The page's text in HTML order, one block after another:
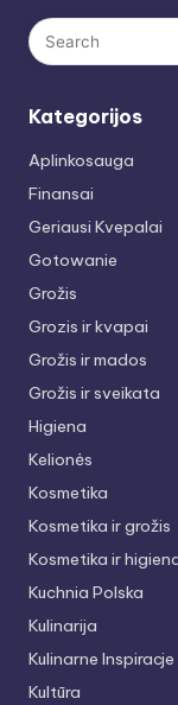
Kategorijos
Aplinkosauga
Finansai
Geriausi Kvepalai
Gotowanie
Grožis
Grozis ir kvapai
Grožis ir mados
Grožis ir sveikata
Higiena
Kelionės
Kosmetika
Kosmetika ir grožis
Kosmetika ir
Kuchnia Polska
Kulinarija
Kulinarne Inspiracje
Kultūra